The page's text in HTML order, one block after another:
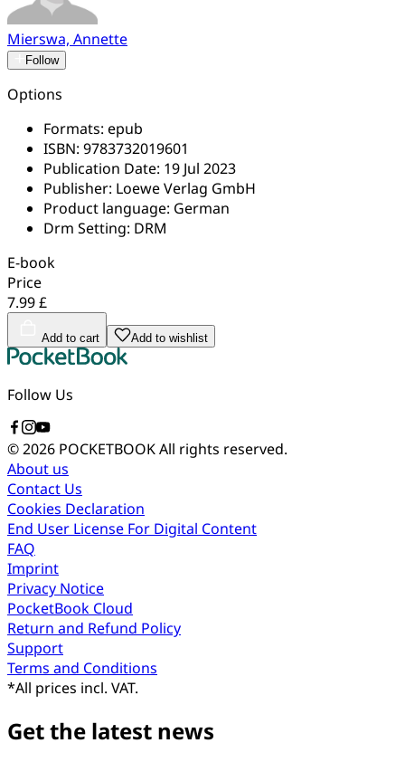
Mierswa, Annette
Follow
Options
Formats: epub
ISBN: 9783732019601
Publication Date: 19 Jul 2023
Publisher: Loewe Verlag GmbH
Product language: German
Drm Setting: DRM
E-book
Price
7.99 £
Add to cart Add to wishlist
Follow Us
© 2026 POCKETBOOKAll rights reserved.
About us
Contact Us
Cookies Declaration
End User License For Digital Content
FAQ
Imprint
Privacy Notice
PocketBook Cloud
Return and Refund Policy
Support
Terms and Conditions
*All prices incl. VAT.
Get the latest news